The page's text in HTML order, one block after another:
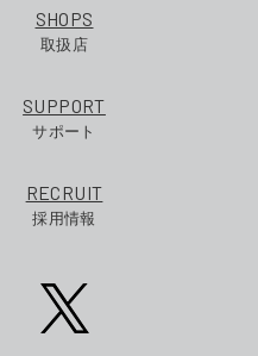
SHOPS
取扱店
SUPPORT
サポート
RECRUIT
採用情報